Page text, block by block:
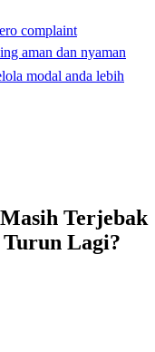
complaint
aman dan nyaman
modal anda lebih
Terjebak
Turun Lagi?